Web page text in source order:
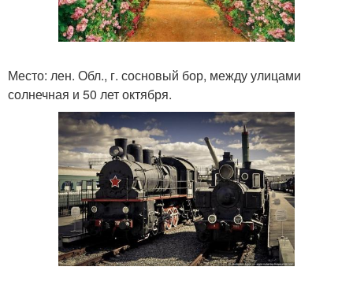
Место: лен. Обл., г. сосновый бор, между улицами
солнечная и 50 лет октября.